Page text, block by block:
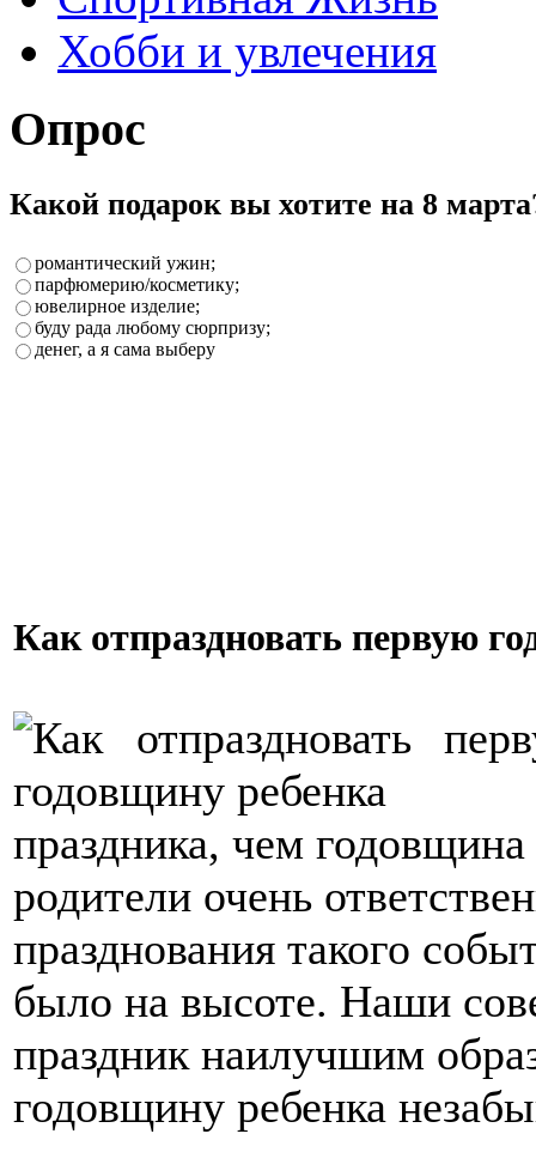
Хобби и увлечения
Опрос
Какой подарок вы хотите на 8
романтический ужин;
парфюмерию/косметику;
ювелирное изделие;
буду рада любому сюрпризу;
денег, а я сама выберу
Как отпраздновать первую
праздника, чем
родители очень
празднования такого
было на высоте. Наши
праздник наилучшим
годовщину ребенка